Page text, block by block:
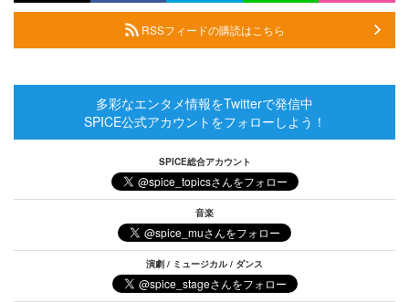
RSSフィードの購読はこちら
多彩なエンタメ情報をTwitterで発信中
SPICE公式アカウントをフォローしよう！
SPICE総合アカウント
音楽
演劇 / ミュージカル / ダンス